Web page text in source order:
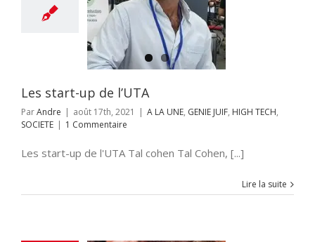
up de l’UTA
GENIE JUIF
Les start-up de l’UTA
ParAndre | août 17th, 2021 | A LA UNE, GENIE JUIF, HIGH TECH,
SOCIETE | 1 Commentaire
Les start-up de l'UTA Tal cohen Tal Cohen, [...]
Lire la suite